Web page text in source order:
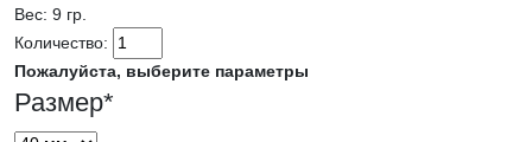
Вес: 9 гр.
Количество:
Пожалуйста, выберите параметры
Размер*